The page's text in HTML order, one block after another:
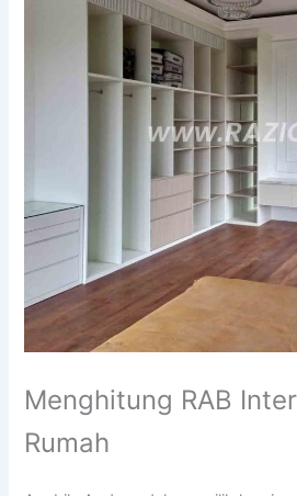
Menghitung RAB
Rumah